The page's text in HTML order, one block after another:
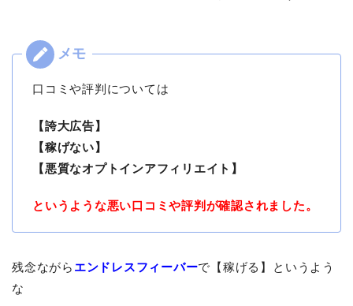
口コミや評判については
【誇大広告】
【稼げない】
【悪質なオプトインアフィリエイト】
というような悪い口コミや評判が確認されました。
残念ながら エンドレスフィーバーで【稼げる】というよう
な